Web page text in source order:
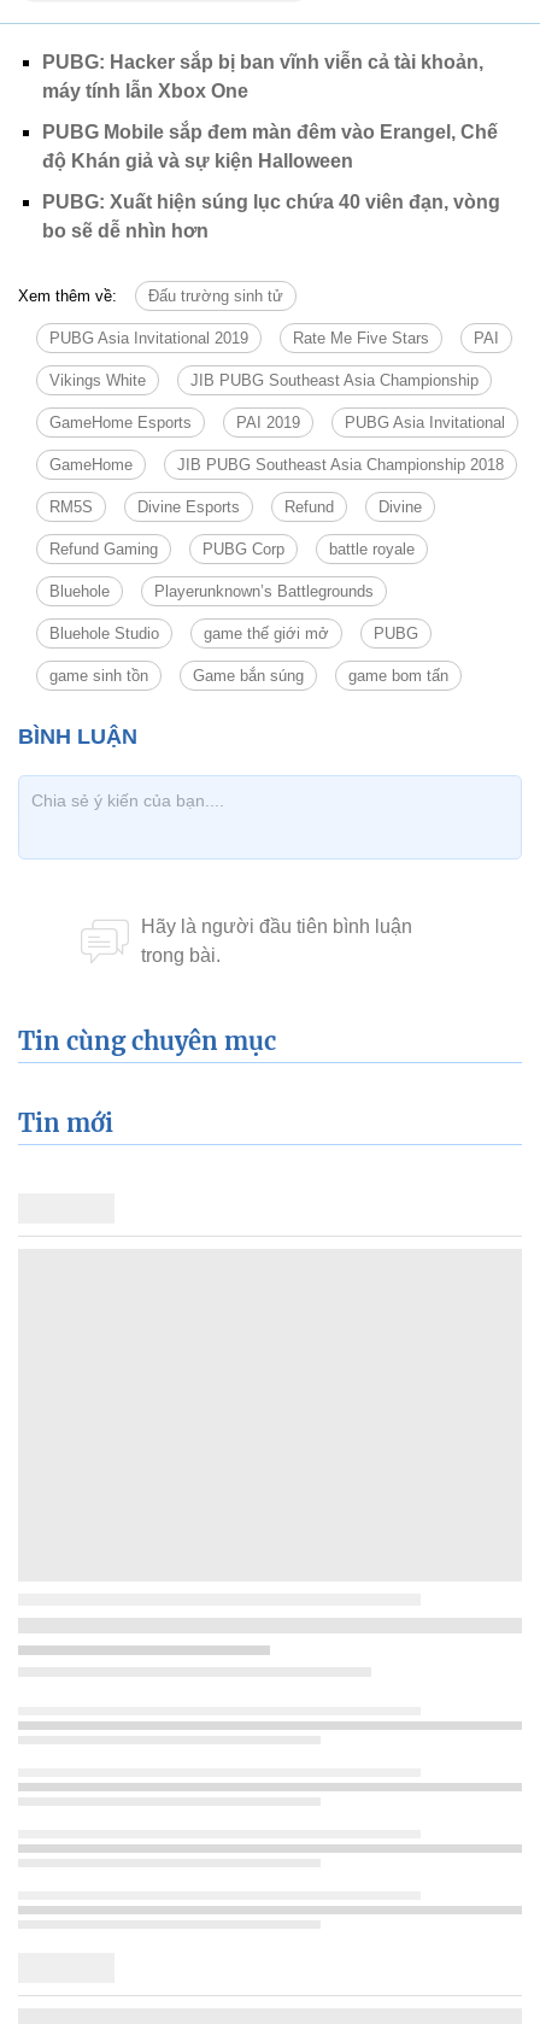
PUBG: Hacker sắp bị ban vĩnh viễn cả tài khoản,
máy tính lẫn Xbox One
PUBG Mobile sắp đem màn đêm vào Erangel, Chế
độ Khán giả và sự kiện Halloween
PUBG: Xuất hiện súng lục chứa 40 viên đạn, vòng
bo sẽ dễ nhìn hơn
Xem thêm về: Đấu trường sinh tử
PUBG Asia Invitational 2019 Rate Me Five Stars PAI
Vikings White JIB PUBG Southeast Asia Championship
GameHome Esports PAI 2019 PUBG Asia Invitational
GameHome JIB PUBG Southeast Asia Championship 2018
RM5S Divine Esports Refund Divine
Refund Gaming PUBG Corp battle royale
Bluehole Playerunknown’s Battlegrounds
Bluehole Studio game thế giới mở PUBG
game sinh tồn Game bắn súng game bom tấn
Tin cùng chuyên mục
Tin mới